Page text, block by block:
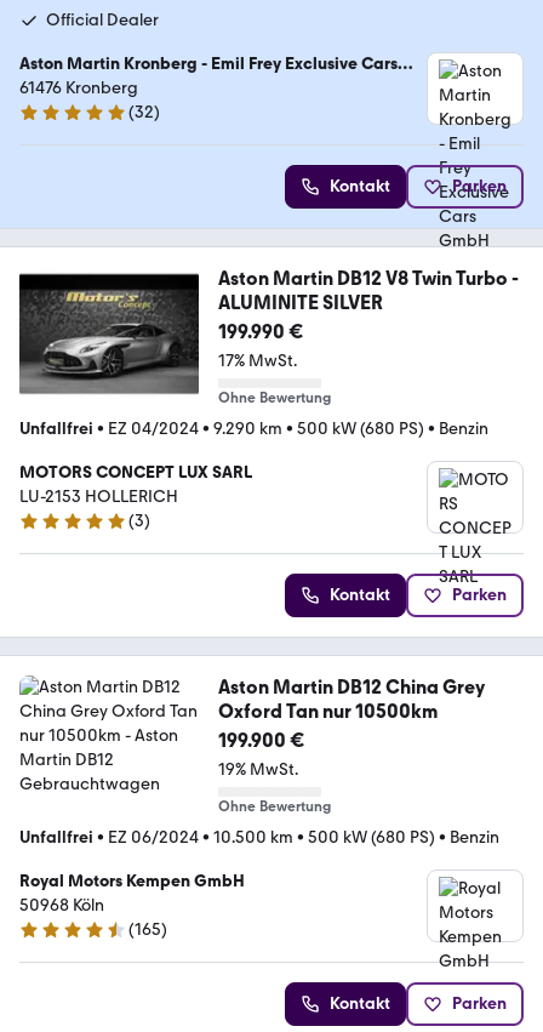
Official Dealer
Aston Martin Kronberg - Emil Frey Exclusive Cars
GmbH
61476 Kronberg
5 Sterne
(32)
Kontakt Parken
Aston Martin DB12 V8 Twin Turbo -
ALUMINITE SILVER
199.990 €
17% MwSt.
Ohne Bewertung
Unfallfrei • EZ 04/2024• 9.290 km • 500 kW (680 PS) • Benzin
MOTORS CONCEPT LUX SARL
LU-2153 HOLLERICH
4.9 Sterne
(3)
Kontakt Parken
Aston Martin DB12 China Grey
Oxford Tan nur 10500km
199.900 €
19% MwSt.
Ohne Bewertung
Unfallfrei • EZ 06/2024• 10.500 km • 500 kW (680 PS) • Benzin
Royal Motors Kempen GmbH
50968 Köln
4.5 Sterne
(165)
Kontakt Parken